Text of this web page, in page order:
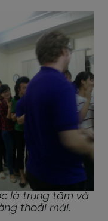
là trung tâm và
thoải mái.